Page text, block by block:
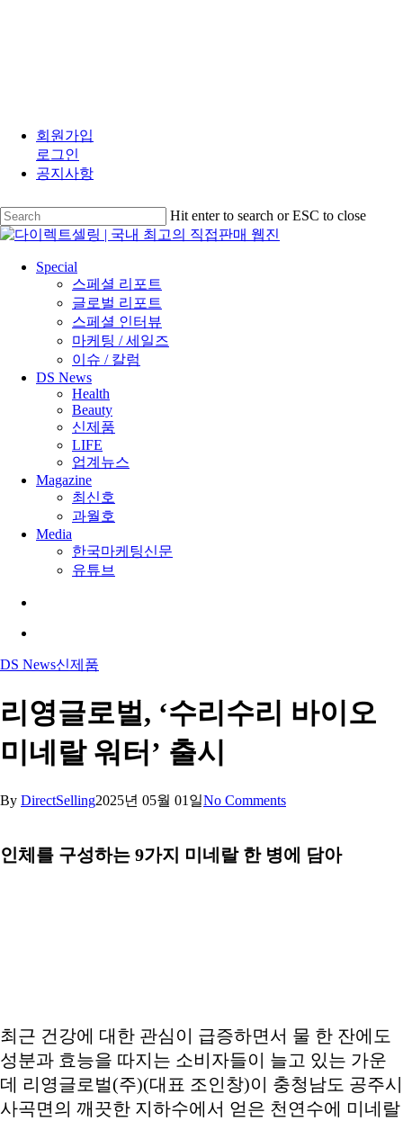
main
content
회원가입
로그인
공지사항
Hit enter to search or ESC to close
Close
search
Menu
Special
스페셜 리포트
글로벌 리포트
스페셜 인터뷰
마케팅 / 세일즈
이슈 / 칼럼
DS News
Health
Beauty
신제품
LIFE
업계뉴스
Magazine
최신호
과월호
Media
한국마케팅신문
유튜브
DS News신제품
리영글로벌, ‘수리수리 바이오
미네랄 워터’ 출시
By DirectSelling2025년 05월 01일No Comments
인체를 구성하는 9가지 미네랄 한 병에 담아
최근 건강에 대한 관심이 급증하면서 물 한 잔에도
성분과 효능을 따지는 소비자들이 늘고 있는 가운
데 리영글로벌(주)(대표 조인창)이 충청남도 공주시
사곡면의 깨끗한 지하수에서 얻은 천연수에 미네랄